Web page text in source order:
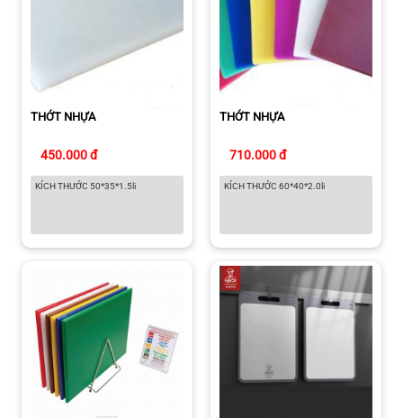
THỚT NHỰA
450.000 đ
KÍCH THƯỚC 50*35*1.5li
THỚT NHỰA
710.000 đ
KÍCH THƯỚC 60*40*2.0li